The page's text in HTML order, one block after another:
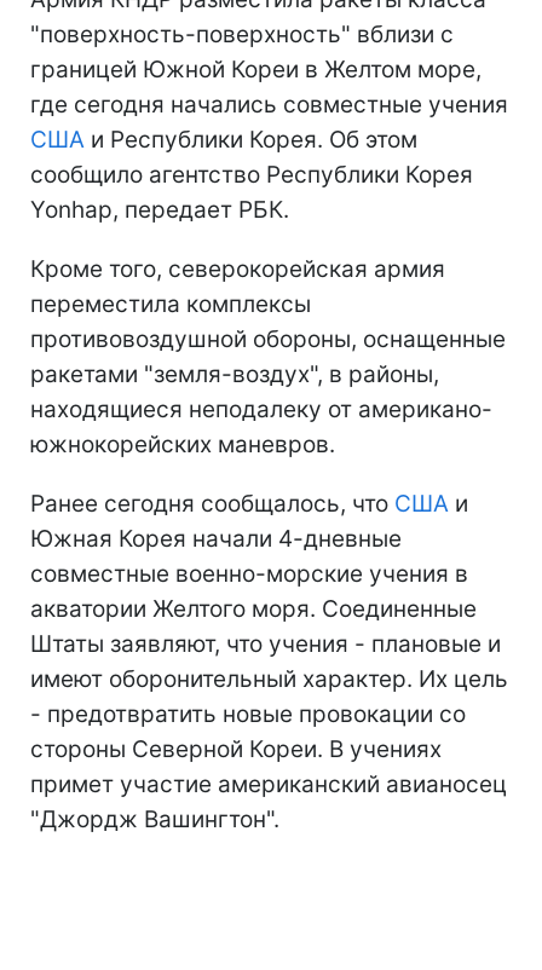
"поверхность-поверхность" вблизи с
границей Южной Кореи в Желтом море,
где сегодня начались совместные учения
США и Республики Корея. Об этом
сообщило агентство Республики Корея
Yonhap, передает РБК.
Кроме того, северокорейская армия
переместила комплексы
противовоздушной обороны, оснащенные
ракетами "земля-воздух", в районы,
находящиеся неподалеку от американо-
южнокорейских маневров.
Ранее сегодня сообщалось, что США и
Южная Корея начали 4-дневные
совместные военно-морские учения в
акватории Желтого моря. Соединенные
Штаты заявляют, что учения - плановые и
имеют оборонительный характер. Их цель
- предотвратить новые провокации со
стороны Северной Кореи. В учениях
примет участие американский авианосец
"Джордж Вашингтон".